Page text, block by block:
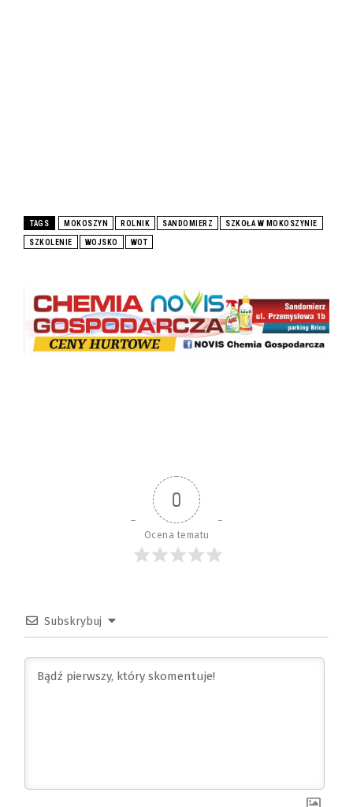
TAGS MOKOSZYN ROLNIK SANDOMIERZ SZKOŁA W MOKOSZYNIE
SZKOLENIE WOJSKO WOT
0
Ocena tematu
Subskrybuj